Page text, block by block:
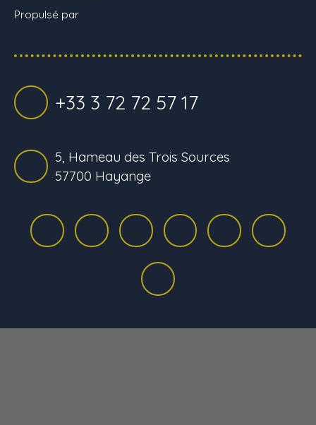
Propulsé par
+33 3 72 72 57 17
5, Hameau des Trois Sources
57700 Hayange